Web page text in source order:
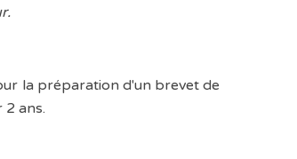
la préparation d'un brevet de
2 ans.